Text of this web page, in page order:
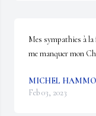
Mes sympathies à
me manquer mon
MICHEL
Feb 03, 2023